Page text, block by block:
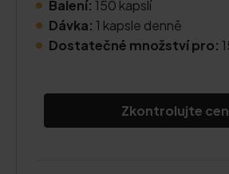
Balení: 150 kapslí
Dávka: 1 kapsle denně
Dostatečné množství pro:
Zkontrolujte